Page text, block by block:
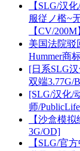
【SLG/汉
服従ノ檻~
【CV/
美国法院
Hummer商
[日系SLG
双端3.77G/
[SLG/汉化/
师/
【沙盒模
3G/OD]
【SLG/官